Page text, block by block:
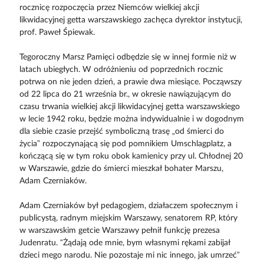
rocznicę rozpoczęcia przez Niemców wielkiej akcji
likwidacyjnej getta warszawskiego zachęca dyrektor instytucji,
prof. Paweł Śpiewak.
Tegoroczny Marsz Pamięci odbędzie się w innej formie niż w
latach ubiegłych. W odróżnieniu od poprzednich rocznic
potrwa on nie jeden dzień, a prawie dwa miesiące. Począwszy
od 22 lipca do 21 września br., w okresie nawiązującym do
czasu trwania wielkiej akcji likwidacyjnej getta warszawskiego
w lecie 1942 roku, będzie można indywidualnie i w dogodnym
dla siebie czasie przejść symboliczną trasę „od śmierci do
życia” rozpoczynającą się pod pomnikiem Umschlagplatz, a
kończącą się w tym roku obok kamienicy przy ul. Chłodnej 20
w Warszawie, gdzie do śmierci mieszkał bohater Marszu,
Adam Czerniaków.
Adam Czerniaków był pedagogiem, działaczem społecznym i
publicystą, radnym miejskim Warszawy, senatorem RP, który
w warszawskim getcie Warszawy pełnił funkcję prezesa
Judenratu. “Żądają ode mnie, bym własnymi rękami zabijał
dzieci mego narodu. Nie pozostaje mi nic innego, jak umrzeć”